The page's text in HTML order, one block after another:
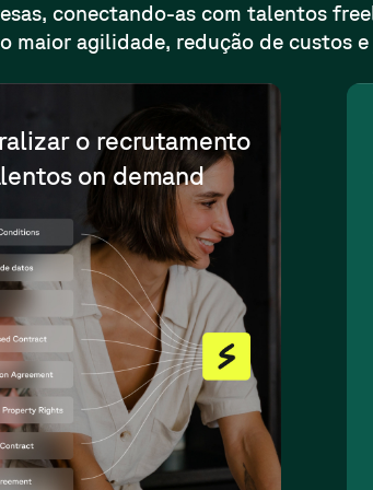
conectando-as com talentos
maior agilidade, redução de custos
o recrutamento
on demand